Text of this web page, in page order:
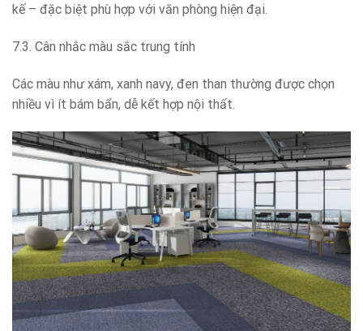
kế – đặc biệt phù hợp với văn phòng hiện đại.
7.3. Cân nhắc màu sắc trung tính
Các màu như xám, xanh navy, đen than thường được chọn
nhiều vì ít bám bẩn, dễ kết hợp nội thất.